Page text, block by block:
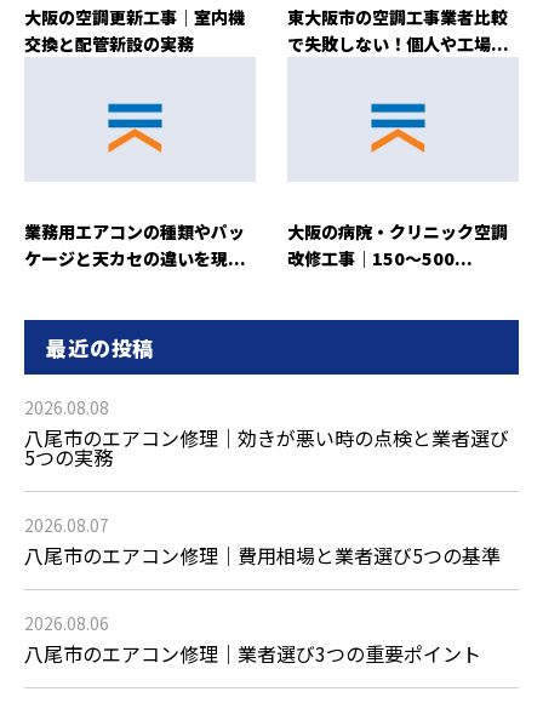
大阪の空調更新工事｜室内機
交換と配管新設の実務
東大阪市の空調工事業者比較
で失敗しない！個人や工場...
業務用エアコンの種類やパッ
ケージと天カセの違いを現...
大阪の病院・クリニック空調
改修工事｜150〜500...
最近の投稿
2026.08.08
八尾市のエアコン修理｜効きが悪い時の点検と業者選び
5つの実務
2026.08.07
八尾市のエアコン修理｜費用相場と業者選び5つの基準
2026.08.06
八尾市のエアコン修理｜業者選び3つの重要ポイント